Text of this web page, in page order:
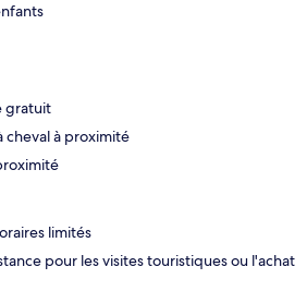
gratuit
cheval à proximité
limités
pour les visites touristiques ou l'achat